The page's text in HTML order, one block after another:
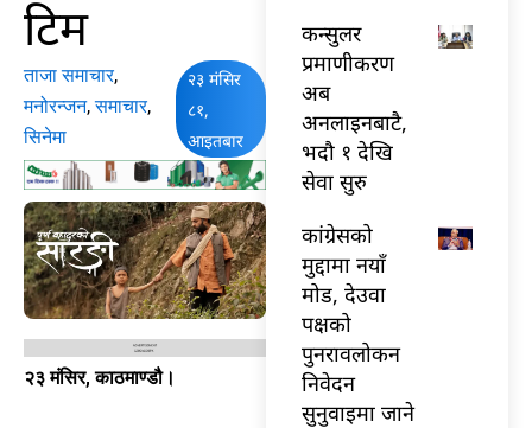
टिम
ताजा समाचार,
मनोरन्जन,समाचार,
सिनेमा
२३ मंसिर
८१,
आइतबार
२३ मंसिर, काठमाण्डौ।
कन्सुलर
प्रमाणीकरण
अब
अनलाइनबाटै,
भदौ १ देखि
सेवा सुरु
कांग्रेसको
मुद्दामा नयाँ
मोड, देउवा
पक्षको
पुनरावलोकन
निवेदन
सुनुवाइमा जाने